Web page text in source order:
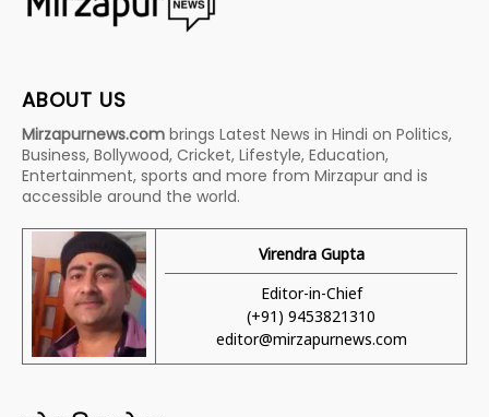
ABOUT US
Mirzapurnews.com brings Latest News in Hindi on Politics,
Business, Bollywood, Cricket, Lifestyle, Education,
Entertainment, sports and more from Mirzapur and is
accessible around the world.
Virendra Gupta
Editor-in-Chief
(+91) 9453821310
editor@mirzapurnews.com